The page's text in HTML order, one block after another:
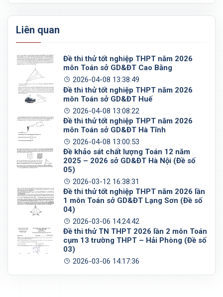
Liên quan
Đề thi thử tốt nghiệp THPT năm 2026
môn Toán sở GD&ĐT Cao Bằng
2026-04-08 13:38:49
Đề thi thử tốt nghiệp THPT năm 2026
môn Toán sở GD&ĐT Huế
2026-04-08 13:08:22
Đề thi thử tốt nghiệp THPT năm 2026
môn Toán sở GD&ĐT Hà Tĩnh
2026-04-08 13:00:53
Đề khảo sát chất lượng Toán 12 năm
2025 – 2026 sở GD&ĐT Hà Nội (Đề số
05)
2026-03-12 16:38:31
Đề thi thử tốt nghiệp THPT năm 2026 lần
1 môn Toán sở GD&ĐT Lạng Sơn (Đề số
04)
2026-03-06 14:24:42
Đề thi thử TN THPT 2026 lần 2 môn Toán
cụm 13 trường THPT – Hải Phòng (Đề số
03)
2026-03-06 14:17:36